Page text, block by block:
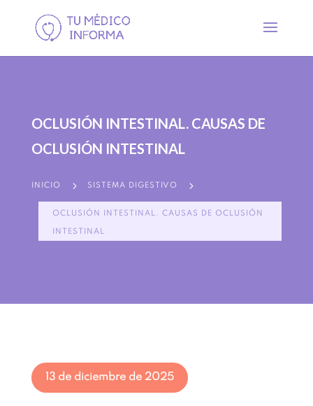
OCLUSIÓN INTESTINAL. CAUSAS DE
OCLUSIÓN INTESTINAL
INICIO 5 SISTEMA DIGESTIVO 5
OCLUSIÓN INTESTINAL. CAUSAS DE OCLUSIÓN
INTESTINAL
13 de diciembre de 2025